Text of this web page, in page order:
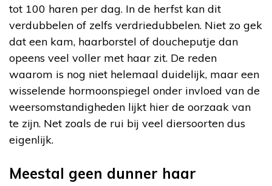
tot 100 haren per dag. In de herfst kan dit
verdubbelen of zelfs verdriedubbelen. Niet zo gek
dat een kam, haarborstel of doucheputje dan
opeens veel voller met haar zit. De reden
waarom is nog niet helemaal duidelijk, maar een
wisselende hormoonspiegel onder invloed van de
weersomstandigheden lijkt hier de oorzaak van
te zijn. Net zoals de rui bij veel diersoorten dus
eigenlijk.
Meestal geen dunner haar